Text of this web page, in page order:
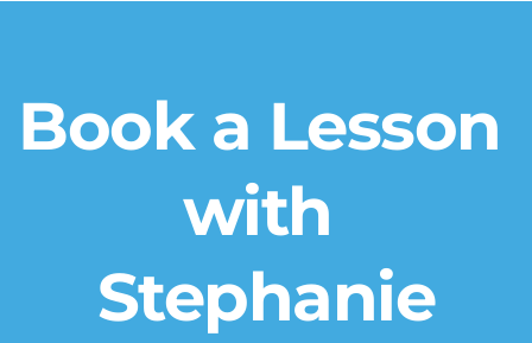
Book a Lesson
with
Stephanie